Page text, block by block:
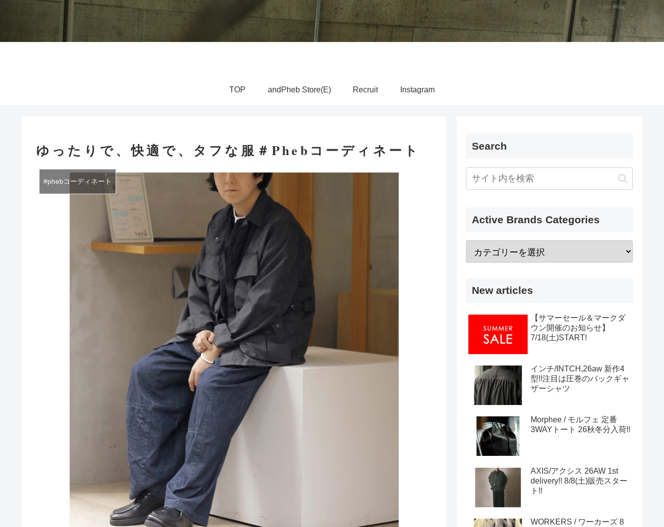
TOP andPheb Store(E) Recruit Instagram
ゆったりで、快適で、タフな服＃Phebコーディネート
#phebコーディネート
Search
Active Brands Categories
New articles
【サマーセール＆マークダ
ウン開催のお知らせ】
7/18(土)START!
インチ/INTCH,26aw 新作4
型!!注目は圧巻のバックギャ
ザーシャツ
Morphee / モルフェ 定番
3WAYトート 26秋冬分入荷!!
AXIS/アクシス 26AW 1st
delivery!! 8/8(土)販売スター
ト!!
WORKERS / ワーカーズ 8